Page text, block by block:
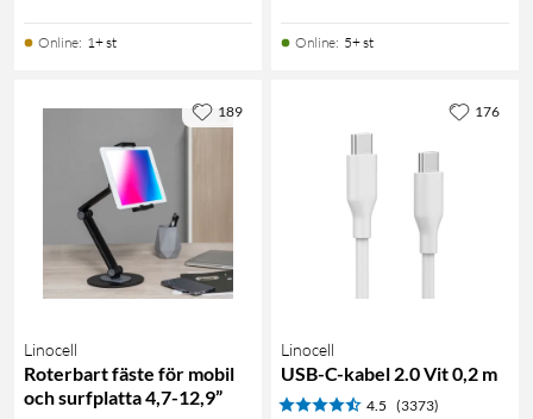
Online: 1+ st Online: 5+ st
Linocell
Roterbart fäste för mobil
och surfplatta 4,7-12,9”
189
Linocell
USB-C-kabel 2.0 Vit 0,2 m
4.5 (3373)
176